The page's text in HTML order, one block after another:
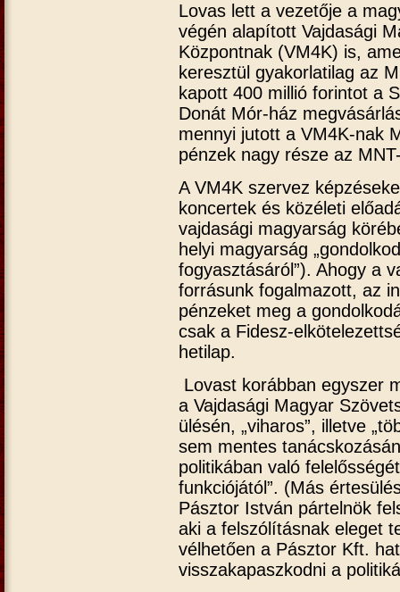
Lovas lett a vezetője a
végén alapított Vajdasági
Központnak (VM4K) is,
keresztül gyakorlatilag az
kapott 400 millió forintot a
Donát Mór-ház
mennyi jutott a VM4K-nak
pénzek nagy része az
A VM4K szervez
koncertek és közéleti
vajdasági magyarság
helyi magyarság
fogyasztásáról”). Ahogy a
forrásunk fogalmazott, az
pénzeket meg a
csak a Fidesz-
hetilap.
Lovast korábban egyszer
a Vajdasági Magyar
ülésén, „viharos”, illetve
sem mentes
politikában való
funkciójától”. (Más
Pásztor István pártelnök
aki a felszólításnak eleget
vélhetően a Pásztor Kft.
visszakapaszkodni a